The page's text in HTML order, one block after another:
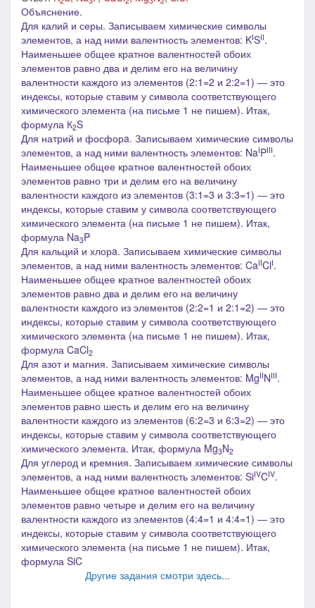
Объяснение.
Для калий и серы. Записываем химические символы
элементов, а над ними валентность элементов: KISII.
Наименьшее общее кратное валентностей обоих
элементов равно два и делим его на величину
валентности каждого из элементов (2:1=2 и 2:2=1) ― это
индексы, которые ставим у символа соответствующего
химического элемента (на письме 1 не пишем). Итак,
формула К2S
Для натрий и фосфорa. Записываем химические символы
элементов, а над ними валентность элементов: NaIPIII.
Наименьшее общее кратное валентностей обоих
элементов равно три и делим его на величину
валентности каждого из элементов (3:1=3 и 3:3=1) ― это
индексы, которые ставим у символа соответствующего
химического элемента (на письме 1 не пишем). Итак,
формула Na3P
Для кальций и хлорa. Записываем химические символы
элементов, а над ними валентность элементов: CaIIClI.
Наименьшее общее кратное валентностей обоих
элементов равно два и делим его на величину
валентности каждого из элементов (2:2=1 и 2:1=2) ― это
индексы, которые ставим у символа соответствующего
химического элемента (на письме 1 не пишем). Итак,
формула CaCl2
Для азот и магния. Записываем химические символы
элементов, а над ними валентность элементов: MgIINIII.
Наименьшее общее кратное валентностей обоих
элементов равно шесть и делим его на величину
валентности каждого из элементов (6:2=3 и 6:3=2) ― это
индексы, которые ставим у символа соответствующего
химического элемента. Итак, формула Mg3N2
Для углерод и кремния. Записываем химические символы
элементов, а над ними валентность элементов: SiIVCIV.
Наименьшее общее кратное валентностей обоих
элементов равно четыре и делим его на величину
валентности каждого из элементов (4:4=1 и 4:4=1) ― это
индексы, которые ставим у символа соответствующего
химического элемента (на письме 1 не пишем). Итак,
формула SiC
Другие задания смотри здесь...